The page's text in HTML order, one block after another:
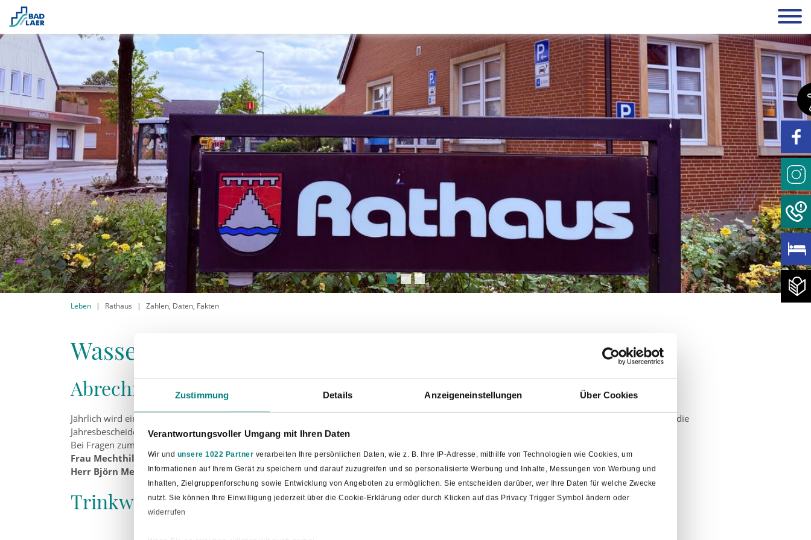
Zustimmung Details Anzeigeneinstellungen Über Cookies
Verantwortungsvoller Umgang mit Ihren Daten
Wir und unsere 1022 Partner verarbeiten Ihre persönlichen Daten, wie z. B. Ihre IP-Adresse, mithilfe von Technologien wie Cookies, um
Informationen auf Ihrem Gerät zu speichern und darauf zuzugreifen und so personalisierte Werbung und Inhalte, Messungen von Werbung und
Inhalten, Zielgruppenforschung sowie Entwicklung von Angeboten zu ermöglichen. Sie entscheiden darüber, wer Ihre Daten für welche Zwecke
nutzt. Sie können Ihre Einwilligung jederzeit über die Cookie-Erklärung oder durch Klicken auf das Privacy Trigger Symbol ändern oder
widerrufen
Leben Rathaus Zahlen, Daten, Fakten
Wasser
Abrechnungsbescheide für Wasser- und Kanalgebühren
Jährlich wird ein Bescheid über die Grundbesitzabgaben erstellt. Die Abrechnungen der Wasser- und Kanalgebühren werden mit gleicher Post wie die
Jahresbescheide den Abgabepflichtigen zugestellt.
Bei Fragen zum Abrechnungsbescheid werden Sie sich bitte an die Mitarbeiter der Finanzabteilung im Rathaus Bad Laer:
Frau Mechthild Wilmes, Telefon: 05424 / 2911-22
Herr Björn Mechelhoff, Telefon: 05424 / 2911-21
Trinkwasserparameter
Einheit